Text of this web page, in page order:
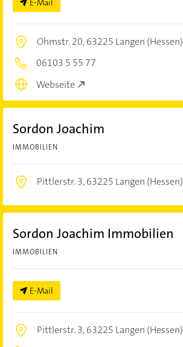
Ohmstr. 20,63225 Langen (Hessen)
06103 5 55 77
Webseite
Sordon Joachim
IMMOBILIEN
Pittlerstr. 3,63225 Langen (Hessen)
Sordon Joachim Immobilien
IMMOBILIEN
E-Mail
Pittlerstr. 3,63225 Langen (Hessen)